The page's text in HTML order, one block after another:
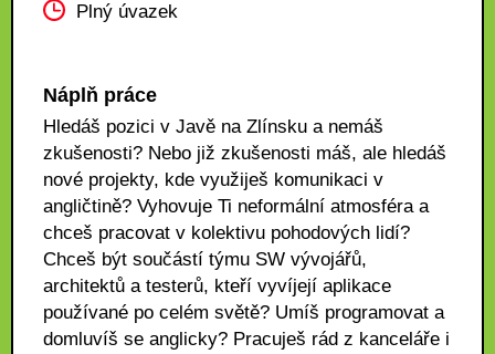
Plný úvazek
Náplň práce
Hledáš pozici v Javě na Zlínsku a nemáš
zkušenosti? Nebo již zkušenosti máš, ale hledáš
nové projekty, kde využiješ komunikaci v
angličtině? Vyhovuje Ti neformální atmosféra a
chceš pracovat v kolektivu pohodových lidí?
Chceš být součástí týmu SW vývojářů,
architektů a testerů, kteří vyvíjejí aplikace
používané po celém světě? Umíš programovat a
domluvíš se anglicky? Pracuješ rád z kanceláře i